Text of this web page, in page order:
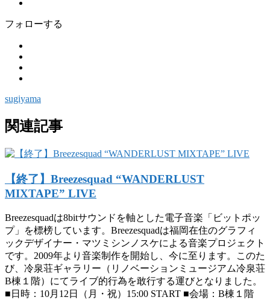
フォローする
sugiyama
関連記事
【終了】Breezesquad “WANDERLUST
MIXTAPE” LIVE
Breezesquadは8bitサウンドを軸とした電子音楽「ビットポッ
プ」を標榜しています。Breezesquadは福岡在住のグラフィ
ックデザイナー・マツミシンノスケによる音楽プロジェクト
です。2009年より音楽制作を開始し、今に至ります。このた
び、冷泉荘ギャラリー（リノベーションミュージアム冷泉荘
B棟１階）にてライブ的行為を敢行する運びとなりました。
■日時：10月12日（月・祝）15:00 START ■会場：B棟１階